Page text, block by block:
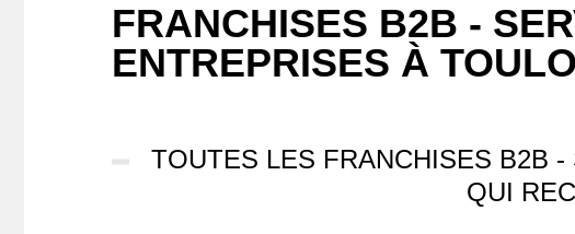
FRANCHISES B2B -
ENTREPRISES À
TOUTES LES FRANCHISES B2B
QUI